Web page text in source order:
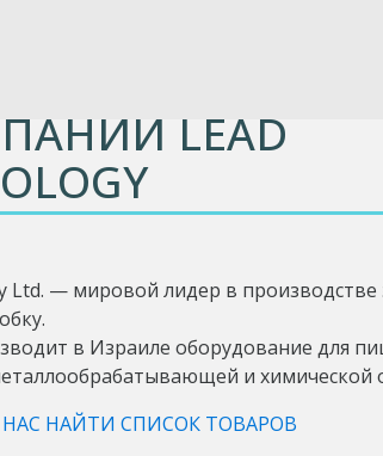
LEAD
Ltd. — мировой лидер в
в Израиле оборудование для
и химической
НАЙТИ СПИСОК ТОВАРОВ